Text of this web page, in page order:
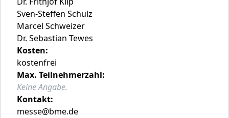
Sven-Steffen Schulz
Marcel Schweizer
Dr. Sebastian Tewes
Kosten:
kostenfrei
Max. Teilnehmerzahl:
Keine Angabe.
Kontakt:
messe@bme.de